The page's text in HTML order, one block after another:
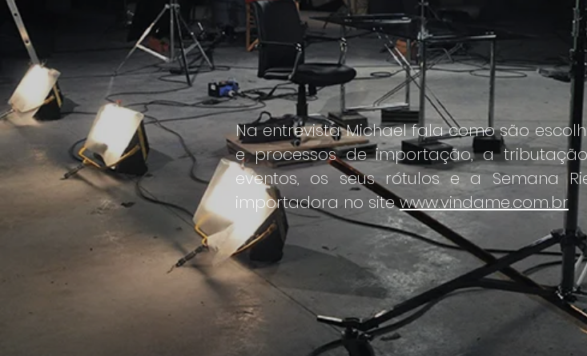
Na entrevista Michael fala como são
e processos de importação, a
eventos, os seus rótulos e a Semana
importadora no sitewww.vindame.com.br